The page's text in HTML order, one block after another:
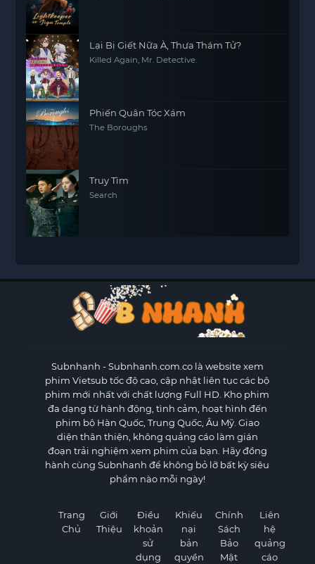
Lại Bị Giết Nữa À, Thưa Thám Tử?
Killed Again, Mr. Detective.
Phiến Quân Tóc Xám
The Boroughs
Truy Tìm
Search
Subnhanh - Subnhanh.com.co là website xem
phim Vietsub tốc độ cao, cập nhật liên tục các bộ
phim mới nhất với chất lượng Full HD. Kho phim
đa dạng từ hành động, tình cảm, hoạt hình đến
phim bộ Hàn Quốc, Trung Quốc, Âu Mỹ. Giao
diện thân thiện, không quảng cáo làm gián
đoạn trải nghiệm xem phim của bạn. Hãy đồng
hành cùng Subnhanh để không bỏ lỡ bất kỳ siêu
phẩm nào mỗi ngày!
Trang
Chủ
Giới
Thiệu
Điều
khoản
sử
dụng
Khiếu
nại
bản
quyền
Chính
Sách
Bảo
Mật
Liên
hệ
quảng
cáo